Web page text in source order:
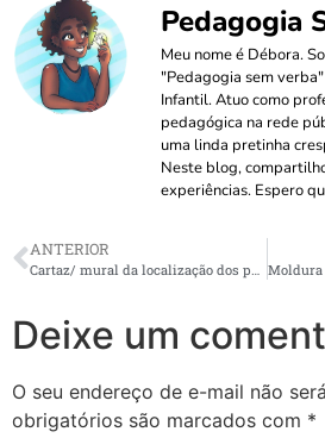
Pedagogia
Meu nome é Débora.
"Pedagogia sem
Infantil. Atuo como
pedagógica na rede
uma linda pretinha
Neste blog,
experiências. Espero
ANTERIOR
Cartaz/ mural da localização dos povos indígenas no Brasil + gráfico
Deixe um
O seu endereço de e-mail não
obrigatórios são marcados com *